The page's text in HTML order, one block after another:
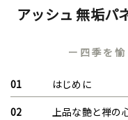
アッシュ 無垢パ
ー四季を
はじめに
上品な艶と禅の